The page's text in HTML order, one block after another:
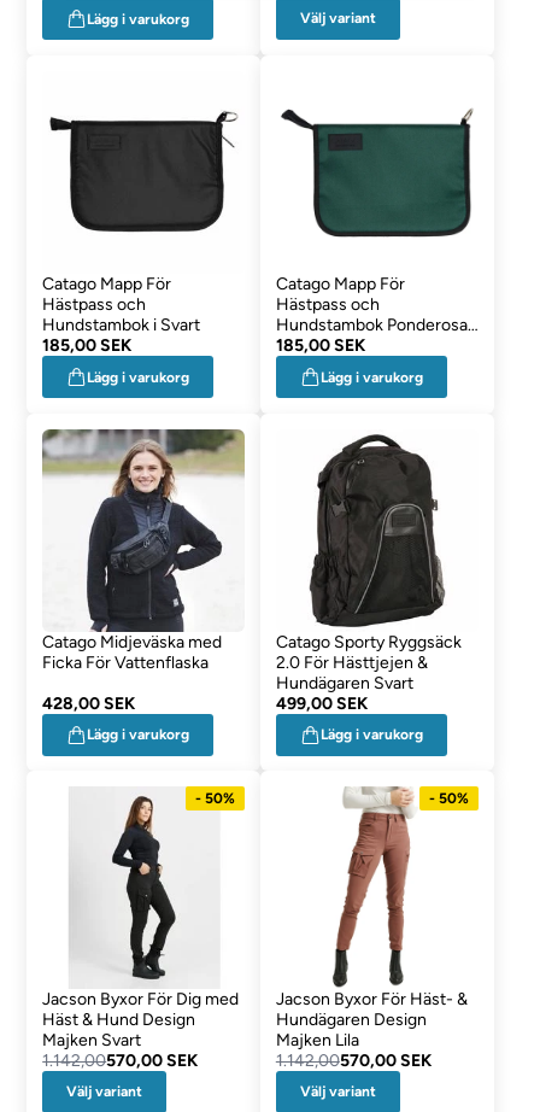
Lägg i varukorg Välj variant
Catago Mapp För
Hästpass och
Hundstambok i Svart
185,00 SEK
Lägg i varukorg
Catago Mapp För
Hästpass och
Hundstambok Ponderosa
Pine
185,00 SEK
Lägg i varukorg
Catago Midjeväska med
Ficka För Vattenflaska
428,00 SEK
Lägg i varukorg
Catago Sporty Ryggsäck
2.0 För Hästtjejen &
Hundägaren Svart
499,00 SEK
Lägg i varukorg
- 50%
Jacson Byxor För Dig med
Häst & Hund Design
Majken Svart
1.142,00570,00 SEK
Välj variant
- 50%
Jacson Byxor För Häst- &
Hundägaren Design
Majken Lila
1.142,00570,00 SEK
Välj variant